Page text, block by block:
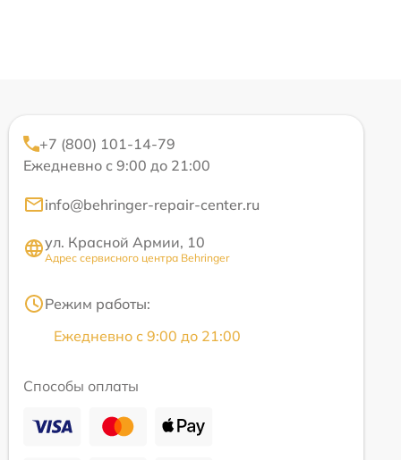
+7 (800) 101-14-79
Ежедневно с 9:00 до 21:00
info@behringer-repair-center.ru
ул. Красной Армии, 10
Адрес сервисного центра Behringer
Режим работы:
Ежедневно с 9:00 до 21:00
Способы оплаты